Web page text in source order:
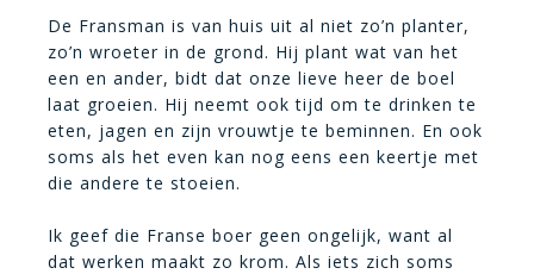
De Fransman is van huis uit al niet zo’n planter,
zo’n wroeter in de grond. Hij plant wat van het
een en ander, bidt dat onze lieve heer de boel
laat groeien. Hij neemt ook tijd om te drinken te
eten, jagen en zijn vrouwtje te beminnen. En ook
soms als het even kan nog eens een keertje met
die andere te stoeien.
Ik geef die Franse boer geen ongelijk, want al
dat werken maakt zo krom. Als iets zich soms